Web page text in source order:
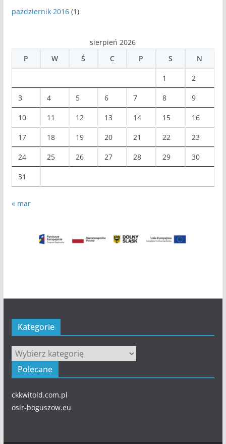
październik 2016(1)
sierpień 2026
P
W Ś C P S N
1 2
3 4 5 6 7 8 9
10 11 12 13 14 15 16
17 18 19 20 21 22 23
24 25 26 27 28 29 30
31
« mar
Kategorie
Kategorie
Polecane
ckkwitold.com.pl
osir-boguszow.eu